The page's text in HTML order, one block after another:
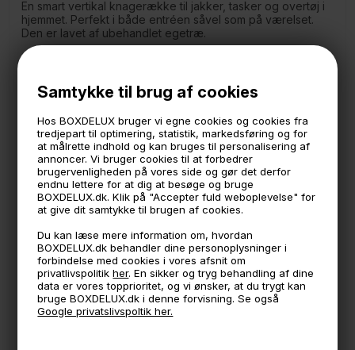
Samtykke til brug af cookies
Hos BOXDELUX bruger vi egne cookies og cookies fra
tredjepart til optimering, statistik, markedsføring og for
at målrette indhold og kan bruges til personalisering af
annoncer. Vi bruger cookies til at forbedrer
brugervenligheden på vores side og gør det derfor
endnu lettere for at dig at besøge og bruge
BOXDELUX.dk. Klik på "Accepter fuld weboplevelse" for
at give dit samtykke til brugen af cookies.
Du kan læse mere information om, hvordan
BOXDELUX.dk behandler dine personoplysninger i
forbindelse med cookies i vores afsnit om
privatlivspolitikher. En sikker og tryg behandling af dine
data er vores topprioritet, og vi ønsker, at du trygt kan
bruge BOXDELUX.dk i denne forvisning. Se også
Google privatslivspoltik her.
En smart vertikal knagerække til jakker, tasker og overtøj i
hjemmet. Perfekt i både entréen såvel som på værelset.
Den er lavet af ubehandlet egetræ.
Knagerækken er rigtig smart på en mindre væg, der ikke
Mål:
4 cm. bred
5 cm. dyb incl knager
Bæreevne: 7 kg.
Skruer medfølger ikke.
NAW serien er fremstillet i Estland af FSC mærket træ fra
Estiske skove
🕚 Bestil inden 11 & vi sender samme dag på hverdage
🧺 Kan du lægge varen i kurven, er den på lager
🌟 4,9 med over 1200 anmeldelser ★★★★★